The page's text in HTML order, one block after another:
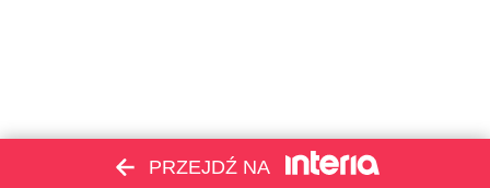
PRZEJDŹ NA